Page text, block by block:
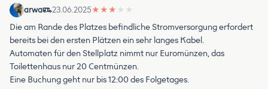
arwa 23.06.2025★ ★ ★ ★ ★
Die am Rande des Platzes befindliche Stromversorgung erfordert
bereits bei den ersten Plätzen ein sehr langes Kabel.
Automaten für den Stellplatz nimmt nur Euromünzen, das
Toilettenhaus nur 20 Centmünzen.
Eine Buchung geht nur bis 12:00 des Folgetages.